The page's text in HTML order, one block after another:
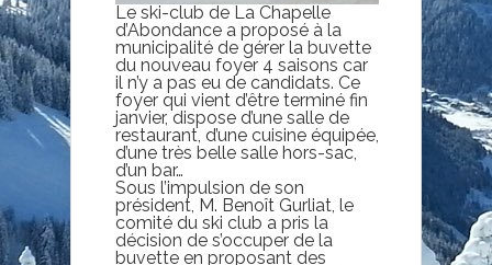
Le ski-club de La Chapelle
d’Abondance a proposé à la
municipalité de gérer la buvette
du nouveau foyer 4 saisons car
il n’y a pas eu de candidats. Ce
foyer qui vient d’être terminé fin
janvier, dispose d’une salle de
restaurant, d’une cuisine équipée,
d’une très belle salle hors-sac,
d’un bar…
Sous l’impulsion de son
président, M. Benoît Gurliat, le
comité du ski club a pris la
décision de s’occuper de la
buvette en proposant des